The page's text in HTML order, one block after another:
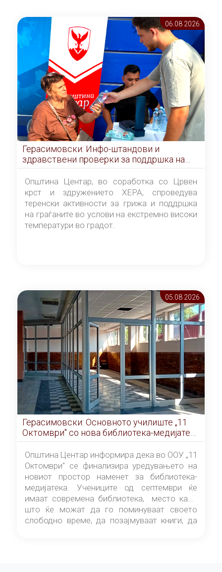
06.08 2026
Герасимовски: Инфо-штандови и
здравствени проверки за поддршка на
граѓаните во услови на топлотен бран
Општина Центар, во соработка со Црвен
крст и здружението ХЕРА, спроведува
теренски активности за грижа и поддршка
на граѓаните во услови на екстремно високи
температури во градот.
05.08 2026
Герасимовски: Основното училиште „11
Октомври" со нова библиотека-медијатека
од септември
Општина Центар информира дека во ООУ „11
Октомври" се финализира уредувањето на
новиот простор наменет за библиотека-
медијатека. Учениците од септември ќе
имаат современа библиотека, место каде
што ќе можат да го поминуваат своето
слободно време, да позајмуваат книги, да